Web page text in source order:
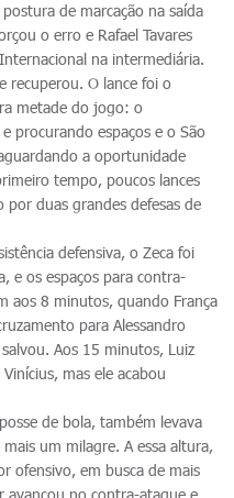
de marcação na saída
o erro e Rafael Tavares
na intermediária.
recuperou. O lance foi o
metade do jogo: o
procurando espaços e o São
a oportunidade
tempo, poucos lances
duas grandes defesas de
defensiva, o Zeca foi
e os espaços para contra-
aos 8 minutos, quando França
para Alessandro
Aos 15 minutos, Luiz
mas ele acabou
de bola, também levava
um milagre. A essa altura,
ofensivo, em busca de mais
avançou no contra-ataque e